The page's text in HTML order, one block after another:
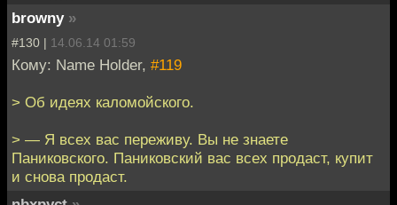
browny »
#130 | 14.06.14 01:59
Кому: Name Holder, #119
> Об идеях каломойского.
> — Я всех вас переживу. Вы не знаете
Паниковского. Паниковский вас всех продаст, купит
и снова продаст.